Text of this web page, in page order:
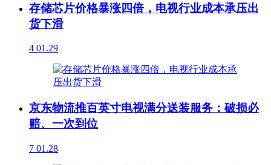
存储芯片价格暴涨四倍，电视行业成本承压出
货下滑
4 01.29
京东物流推百英寸电视满分送装服务：破损必
赔、一次到位
7 01.28